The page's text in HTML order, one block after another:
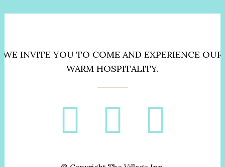
WE INVITE YOU TO COME AND EXPERIENCE OUR
WARM HOSPITALITY.